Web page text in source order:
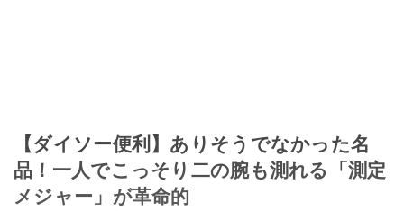
【ダイソー便利】ありそうでなかった名
品！一人でこっそり二の腕も測れる「測定
メジャー」が革命的